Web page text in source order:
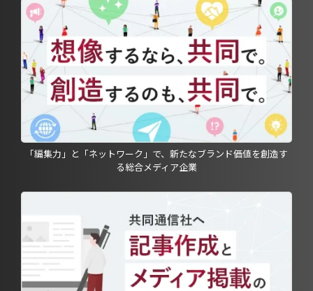
「編集力」と「ネットワーク」で、新たなブランド価値を創造す
る総合メディア企業